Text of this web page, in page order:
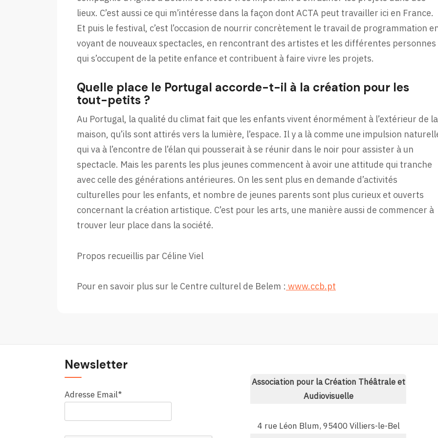
lieux. C’est aussi ce qui m’intéresse dans la façon dont ACTA peut travailler ici en France.
Et puis le festival, c’est l’occasion de nourrir concrètement le travail de programmation
voyant de nouveaux spectacles, en rencontrant des artistes et les différentes personnes
qui s’occupent de la petite enfance et contribuent à faire vivre les projets.
Quelle place le Portugal accorde-t-il à la création pour les
tout-petits ?
Au Portugal, la qualité du climat fait que les enfants vivent énormément à l’extérieur de la
maison, qu’ils sont attirés vers la lumière, l’espace. Il y a là comme une impulsion
qui va à l’encontre de l’élan qui pousserait à se réunir dans le noir pour assister à un
spectacle. Mais les parents les plus jeunes commencent à avoir une attitude qui tranche
avec celle des générations antérieures. On les sent plus en demande d’activités
culturelles pour les enfants, et nombre de jeunes parents sont plus curieux et ouverts
concernant la création artistique. C’est pour les arts, une manière aussi de commencer à
trouver leur place dans la société.
Propos recueillis par Céline Viel
Pour en savoir plus sur le Centre culturel de Belem : www.ccb.pt
Newsletter
Adresse Email*
Association pour la Création Théâtrale et
Audiovisuelle
4 rue Léon Blum, 95400 Villiers-le-Bel